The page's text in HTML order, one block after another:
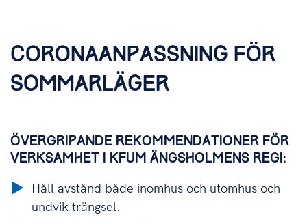
CORONAANPASSNING FÖR
SOMMARLÄGER
ÖVERGRIPANDE REKOMMENDATIONER FÖR
VERKSAMHET I KFUM ÄNGSHOLMENS REGI:
Håll avstånd både inomhus och utomhus och
undvik trängsel.